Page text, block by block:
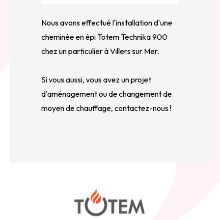
Nous avons effectué l'installation d'une
cheminée en épi Totem Technika 900
chez un particulier à Villers sur Mer.
Si vous aussi, vous avez un projet
d'aménagement ou de changement de
moyen de chauffage, contactez-nous !